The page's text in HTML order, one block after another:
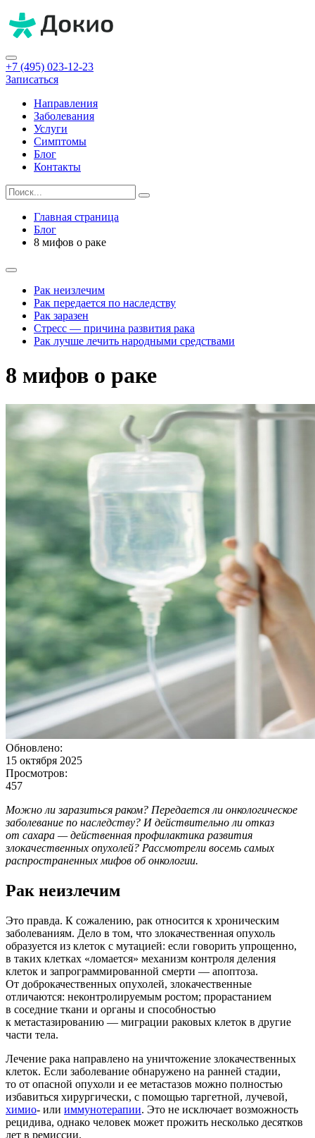
+7 (495) 023-12-23
Записаться
Направления
Заболевания
Услуги
Симптомы
Блог
Контакты
Главная страница
Блог
8 мифов о раке
Рак неизлечим
Рак передается по наследству
Рак заразен
Стресс — причина развития рака
Рак лучше лечить народными средствами
8 мифов о раке
Обновлено:
15 октября 2025
Просмотров:
457
Можно ли заразиться раком? Передается ли онкологическое
заболевание по наследству? И действительно ли отказ
от сахара — действенная профилактика развития
злокачественных опухолей? Рассмотрели восемь самых
распространенных мифов об онкологии.
Рак неизлечим
Это правда. К сожалению, рак относится к хроническим
заболеваниям. Дело в том, что злокачественная опухоль
образуется из клеток с мутацией: если говорить упрощенно,
в таких клетках «ломается» механизм контроля деления
клеток и запрограммированной смерти — апоптоза.
От доброкачественных опухолей, злокачественные
отличаются: неконтролируемым ростом; прорастанием
в соседние ткани и органы и способностью
к метастазированию — миграции раковых клеток в другие
части тела.
Лечение рака направлено на уничтожение злокачественных
клеток. Если заболевание обнаружено на ранней стадии,
то от опасной опухоли и ее метастазов можно полностью
избавиться хирургически, с помощью таргетной, лучевой,
химио- или иммунотерапии. Это не исключает возможность
рецидива, однако человек может прожить несколько десятков
лет в ремиссии.